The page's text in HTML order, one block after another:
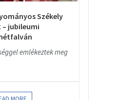
Székely
jubileumi
emlékeztek meg